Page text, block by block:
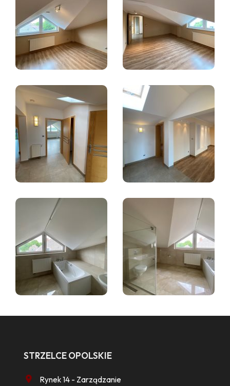
STRZELCE OPOLSKIE
Rynek 14 - Zarządzanie